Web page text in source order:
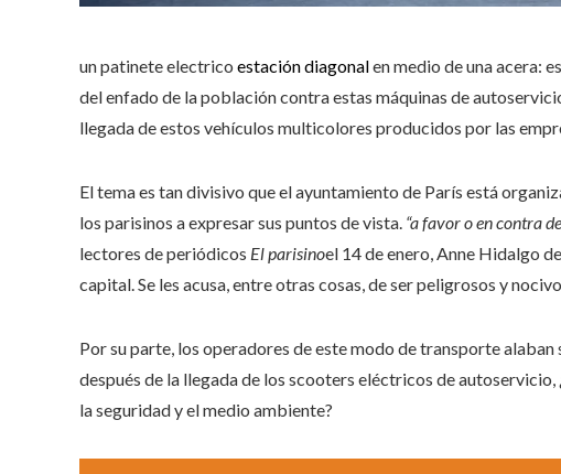
un patinete electrico estación diagonalen medio de una acera:
del enfado de la población contra estas máquinas de
llegada de estos vehículos multicolores producidos por las
El tema es tan divisivo que el ayuntamiento de París está
los parisinos a expresar sus puntos de vista. “a favor o en contra
lectores de periódicos El parisinoel 14 de enero, Anne Hidalgo
capital. Se les acusa, entre otras cosas, de ser peligrosos y
Por su parte, los operadores de este modo de transporte
después de la llegada de los scooters eléctricos de
la seguridad y el medio ambiente?